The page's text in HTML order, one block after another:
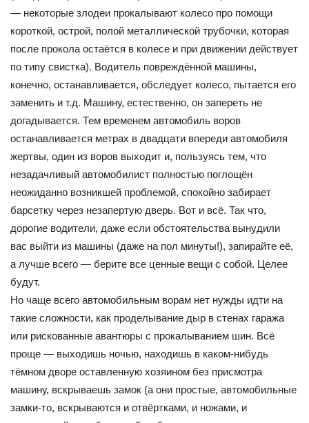
— некоторые злодеи прокалывают колесо про помощи
короткой, острой, полой металлической трубочки, которая
после прокола остаётся в колесе и при движении действует
по типу свистка). Водитель повреждённой машины,
конечно, останавливается, обследует колесо, пытается его
заменить и т.д. Машину, естественно, он запереть не
догадывается. Тем временем автомобиль воров
останавливается метрах в двадцати впереди автомобиля
жертвы, один из воров выходит и, пользуясь тем, что
незадачливый автомобилист полностью поглощён
неожиданно возникшей проблемой, спокойно забирает
барсетку через незапертую дверь. Вот и всё. Так что,
дорогие водители, даже если обстоятельства вынудили
вас выйти из машины (даже на пол минуты!), запирайте её,
а лучше всего — берите все ценные вещи с собой. Целее
будут.
Но чаще всего автомобильным ворам нет нужды идти на
такие сложности, как проделывание дыр в стенах гаража
или рискованные авантюры с прокалыванием шин. Всё
проще — выходишь ночью, находишь в каком-нибудь
тёмном дворе оставленную хозяином без присмотра
машину, вскрываешь замок (а они простые, автомобильные
замки-то, вскрываются и отвёртками, и ножами, и